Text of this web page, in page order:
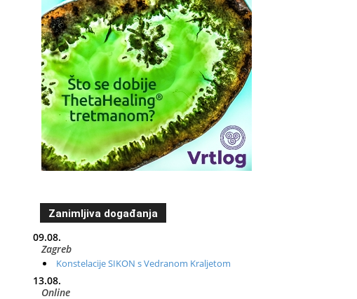
Zanimljiva događanja
09.08.
Zagreb
Konstelacije SIKON s Vedranom Kraljetom
13.08.
Online